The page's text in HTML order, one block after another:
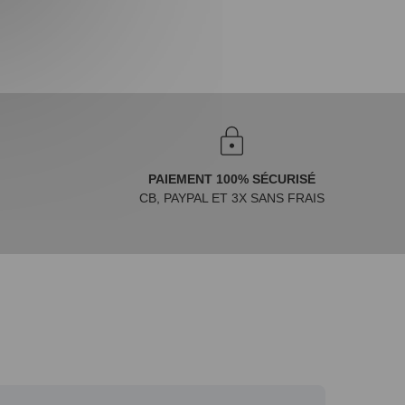
PAIEMENT 100% SÉCURISÉ
CB, PAYPAL ET 3X SANS FRAIS